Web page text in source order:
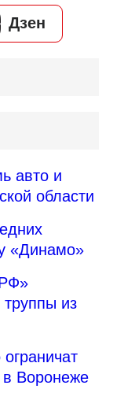
Дзен
авто и
области
«Динамо»
из
в Воронеже